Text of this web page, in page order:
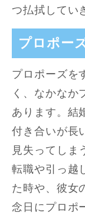
つ払拭してい
プロポー
プロポーズを
く、なかなか
あります。結
付き合いが長
見失ってしま
転職や引っ越
た時や、彼女
念日にプロポ